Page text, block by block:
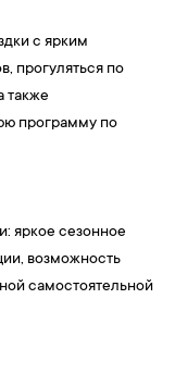
с ярким
прогуляться по
также
программу по
яркое сезонное
возможность
самостоятельной